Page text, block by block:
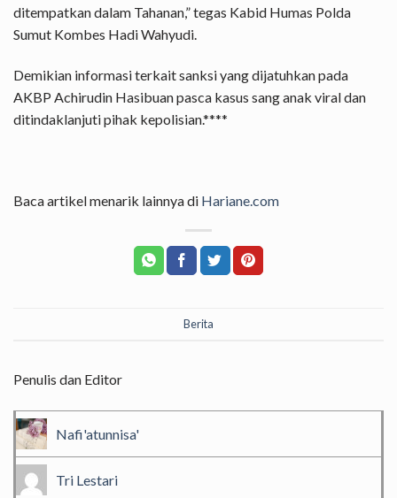
ditempatkan dalam Tahanan,” tegas Kabid Humas Polda
Sumut Kombes Hadi Wahyudi.
Demikian informasi terkait sanksi yang dijatuhkan pada
AKBP Achirudin Hasibuan pasca kasus sang anak viral dan
ditindaklanjuti pihak kepolisian.****
Baca artikel menarik lainnya di Hariane.com
Berita
Penulis dan Editor
Nafi'atunnisa'
Tri Lestari